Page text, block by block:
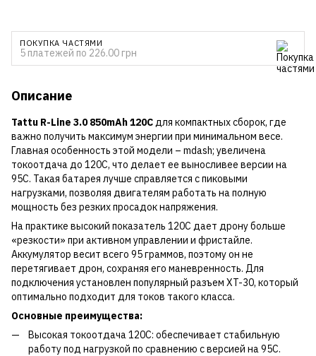
ПОКУПКА ЧАСТЯМИ
5 платежей по 226.00 грн
Описание
Tattu R-Line 3.0 850mAh 120C для компактных сборок, где
важно получить максимум энергии при минимальном весе.
Главная особенность этой модели – mdash; увеличена
токоотдача до 120C, что делает ее выносливее версии на
95C. Такая батарея лучше справляется с пиковыми
нагрузками, позволяя двигателям работать на полную
мощность без резких просадок напряжения.
На практике высокий показатель 120C дает дрону больше
«резкости» при активном управлении и фристайле.
Аккумулятор весит всего 95 граммов, поэтому он не
перетягивает дрон, сохраняя его маневренность. Для
подключения установлен популярный разъем XT-30, который
оптимально подходит для токов такого класса.
Основные преимущества:
Высокая токоотдача 120C: обеспечивает стабильную
работу под нагрузкой по сравнению с версией на 95C.